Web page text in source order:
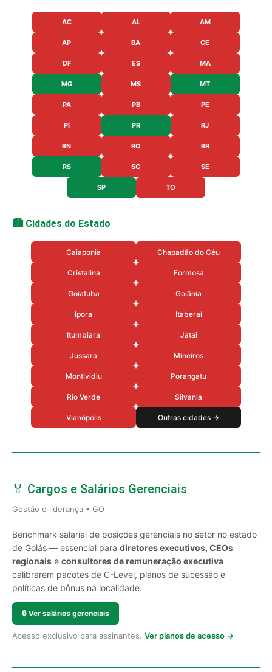
AC AL AM
AP BA CE
DF ES MA
MG MS MT
PA PB PE
PI PR RJ
RN RO RR
RS SC SE
SP TO
🏙️ Cidades do Estado
Caiaponia Chapadão do Céu
Cristalina Formosa
Goiatuba Goiânia
Ipora Itaberaí
Itumbiara Jatai
Jussara Mineiros
Montividiu Porangatu
Rio Verde Silvania
Vianópolis Outras cidades →
🏅 Cargos e Salários Gerenciais
Gestão e liderança • GO
Benchmark salarial de posições gerenciais no setor no estado
de Goiás — essencial para diretores executivos, CEOs
regionais e consultores de remuneração executiva
calibrarem pacotes de C-Level, planos de sucessão e
políticas de bônus na localidade.
🔒 Ver salários gerenciais
Acesso exclusivo para assinantes. Ver planos de acesso →